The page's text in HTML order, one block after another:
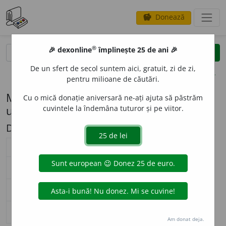
savings Donează
opțiuni
Modelul de flexiune F37 (pastramă (pl. -
uri))
Descriere: a/ă + 'a/'ă
F37) nearticulat
nominativ-acuzativ
singular pastramă pastra
plural păstrămuri păstrămurile
genitiv-dativ
singular pastrame pastramei
plural păstră muri păstră
🎉 dexonline® împlinește 25 de ani 🎉
De un sfert de secol suntem aici, gratuit, zi de zi,
pentru milioane de căutări.
Cu o mică donație aniversară ne-ați ajuta să păstrăm
cuvintele la îndemâna tuturor și pe viitor.
Am donat deja.